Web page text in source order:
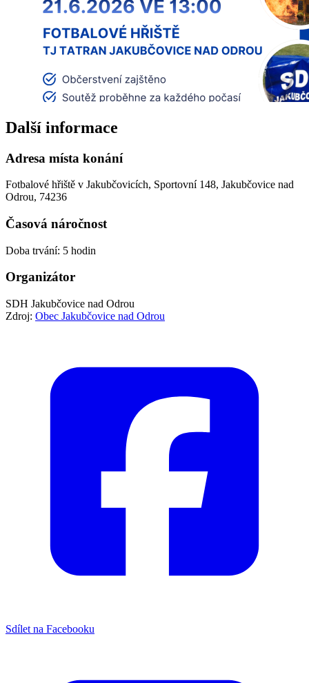
Další informace
Adresa místa konání
Fotbalové hřiště v Jakubčovicích, Sportovní 148, Jakubčovice nad
Odrou, 74236
Časová náročnost
Doba trvání: 5 hodin
Organizátor
SDH Jakubčovice nad Odrou
Zdroj: Obec Jakubčovice nad Odrou
Sdílet na Facebooku